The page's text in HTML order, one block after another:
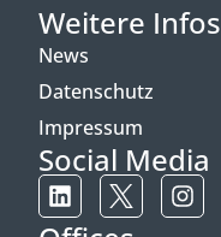
Weitere Infos
News
Datenschutz
Impressum
Social Media